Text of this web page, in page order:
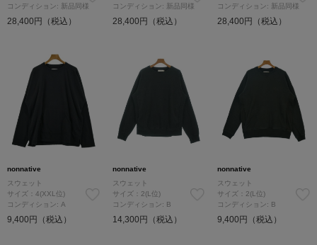
コンディション: 新品同様
28,400円（税込）
コンディション: 新品同様
28,400円（税込）
コンディション: 新品同様
28,400円（税込）
nonnative
スウェット
サイズ：4(XXL位)
コンディション: A
9,400円（税込）
nonnative
スウェット
サイズ：2(L位)
コンディション: B
14,300円（税込）
nonnative
スウェット
サイズ：2(L位)
コンディション: B
9,400円（税込）